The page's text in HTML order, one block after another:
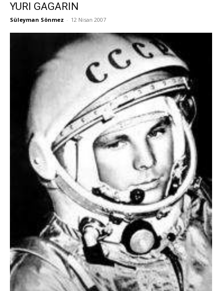
YURI GAGARIN
Süleyman Sönmez - 12 Nisan 2007